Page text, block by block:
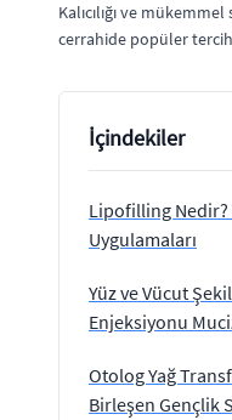
Kalıcılığı ve
cerrahide popüler
İçindekiler
Lipofilling Nedir?
Uygulamaları
Yüz ve Vücut
Enjeksiyonu
Otolog Yağ
Birleşen Gençlik